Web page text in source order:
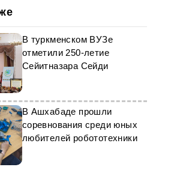
В туркменском ВУЗе
отметили 250-летие
Сейитназара Сейди
В Ашхабаде прошли
соревнования среди юных
любителей робототехники